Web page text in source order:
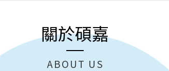
關於碩嘉
ABOUT US